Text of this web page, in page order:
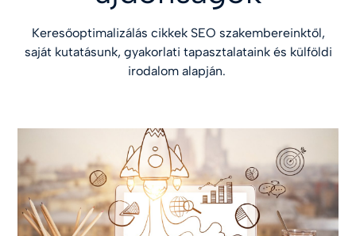
Keresőoptimalizálás cikkek SEO szakembereinktől,
saját kutatásunk, gyakorlati tapasztalataink és külföldi
irodalom alapján.